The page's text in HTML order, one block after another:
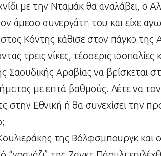
με την Νταμάκ θα αναλάβει, ο
άμεσο συνεργάτη του και είχε
Κόντης κάθισε στον πάγκο της
τρεις νίκες, τέσσερις ισοπαλίες
Σαουδικής Αραβίας να βρίσκεται
με επτά βαθμούς. Λέτε να
στην Εθνική ή θα συνεχίσει την
της Βόλφσμπουργκ και